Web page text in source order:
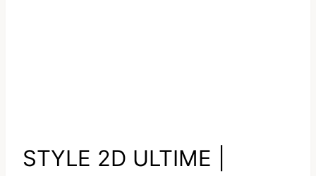
STYLE 2D ULTIME |